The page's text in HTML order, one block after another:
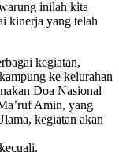
inilah kita
kinerja yang telah
kegiatan,
ke kelurahan
Doa Nasional
Amin, yang
kegiatan akan